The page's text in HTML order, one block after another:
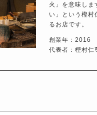
火」を意味しま
い」という樫村
るお店です。
創業年：2016
代表者：樫村仁